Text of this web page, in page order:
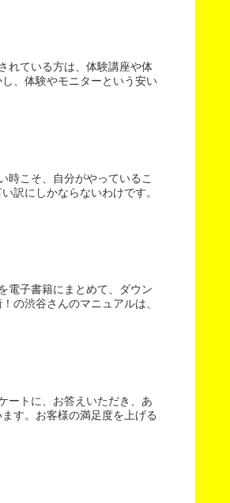
れている方は、体験講座や体
、体験やモニターという安い
こそ、自分がやっているこ
訳にしかならないわけです。
電子書籍にまとめて、ダウン
の渋谷さんのマニュアルは、
ートに、お答えいただき、あ
す。お客様の満足度を上げる